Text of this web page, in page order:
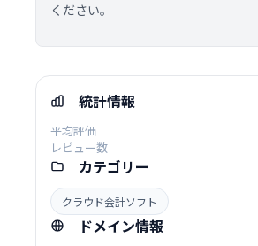
ください。
統計情報
平均評価
レビュー数
カテゴリー
クラウド会計ソフト
ドメイン情報